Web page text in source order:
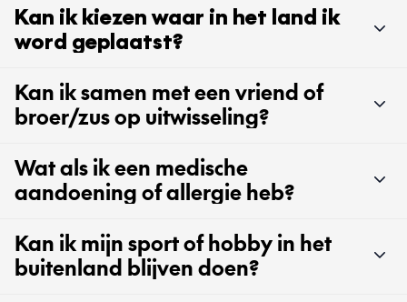
Kan ik kiezen waar in het land ik
word geplaatst?
Kan ik samen met een vriend of
broer/zus op uitwisseling?
Wat als ik een medische
aandoening of allergie heb?
Kan ik mijn sport of hobby in het
buitenland blijven doen?